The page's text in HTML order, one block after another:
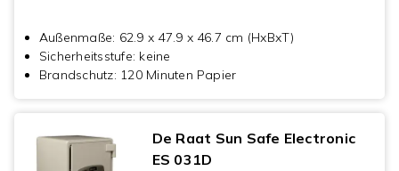
Außenmaße: 62.9 x 47.9 x 46.7 cm (HxBxT)
Sicherheitsstufe: keine
Brandschutz: 120 Minuten Papier
De Raat Sun Safe Electronic
ES 031D